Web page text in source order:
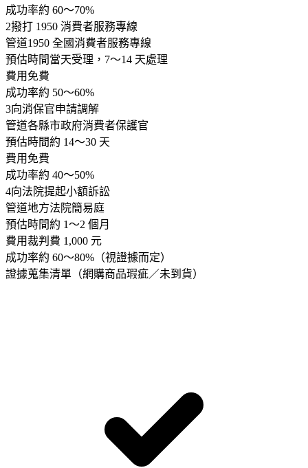
成功率約 60～70%
2撥打 1950 消費者服務專線
管道1950 全國消費者服務專線
預估時間當天受理，7～14 天處理
費用 免費
成功率約 50～60%
3向消保官申請調解
管道各縣市政府消費者保護官
預估時間約 14～30 天
費用 免費
成功率約 40～50%
4向法院提起小額訴訟
管道地方法院簡易庭
預估時間約 1～2 個月
費用裁判費 1,000 元
成功率約 60～80%（視證據而定）
證據蒐集清單（網購商品瑕疵／未到貨）